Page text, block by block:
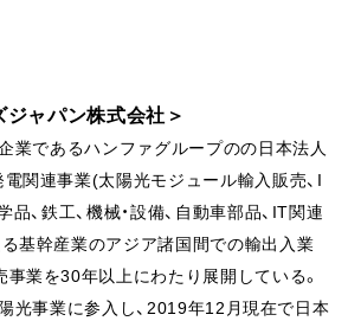
ャパン株式会社＞
業であるハンファグループのの日本法人
関連事業(太陽光モジュール輸入販売、I
、鉄工、機械・設備、自動車部品、IT関連
基幹産業のアジア諸国間での輸出入業
業を30年以上にわたり展開している。
光事業に参入し、2019年12月現在で日本